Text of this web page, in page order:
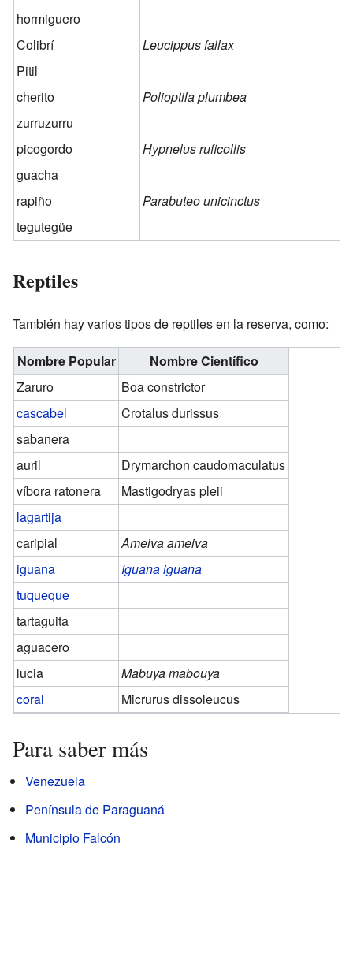
hormiguero
Colibrí
Leucippus fallax
Pitil
cherito
Polioptila plumbea
zurruzurru
picogordo
Hypnelus ruficollis
guacha
rapiño
Parabuteo unicinctus
tegutegüe
Reptiles
También hay varios tipos de reptiles en la reserva, como:
Nombre Popular
Nombre Científico
Zaruro
Boa constrictor
cascabel
Crotalus durissus
sabanera
auril
Drymarchon caudomaculatus
víbora ratonera
Mastigodryas pleii
lagartija
caripial
Ameiva ameiva
iguana
Iguana iguana
tuqueque
tartaguita
aguacero
lucia
Mabuya mabouya
coral
Micrurus dissoleucus
Para saber más
Venezuela
Península de Paraguaná
Municipio Falcón